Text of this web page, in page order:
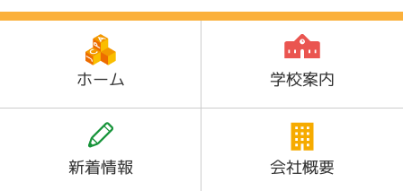
ホーム 学校案内
新着情報 会社概要